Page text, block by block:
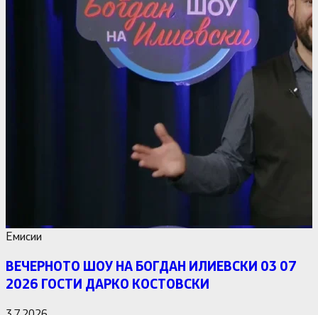
Емисии
ВЕЧЕРНОТО ШОУ НА БОГДАН ИЛИЕВСКИ 03 07
2026 ГОСТИ ДАРКО КОСТОВСКИ